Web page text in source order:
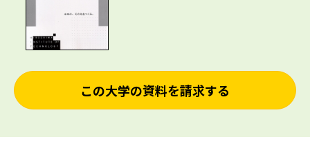
この大学の資料を請求する